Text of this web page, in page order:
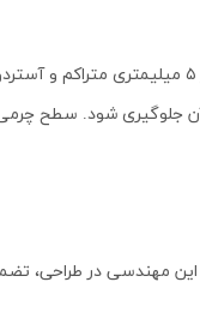
روکش صندلی مدل دوماکو از چرم مصنوعی درجه یک با مقاومت بالا در برابر سایش، پوسته شدن و تابش
آن جلوگیری شود. سطح
صندلی‌ها قرار گیرد. این